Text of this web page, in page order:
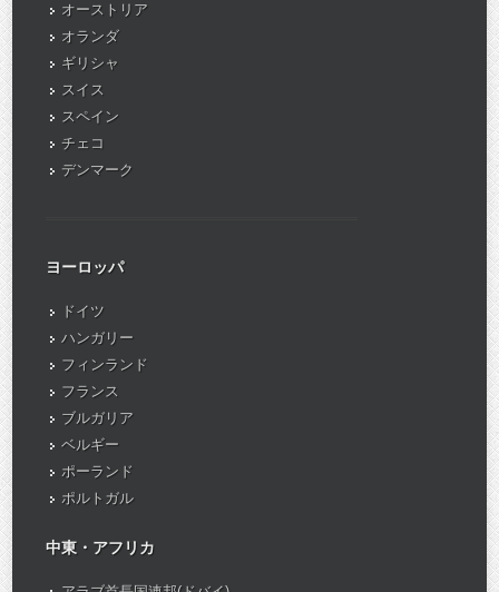
オーストリア
オランダ
ギリシャ
スイス
スペイン
チェコ
デンマーク
ヨーロッパ
ドイツ
ハンガリー
フィンランド
フランス
ブルガリア
ベルギー
ポーランド
ポルトガル
中東・アフリカ